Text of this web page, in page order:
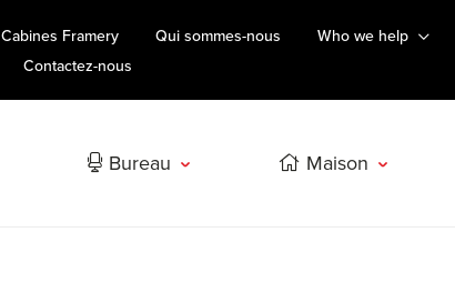
Cabines Framery Qui sommes-nous Who we help
Contactez-nous
Bureau Maison